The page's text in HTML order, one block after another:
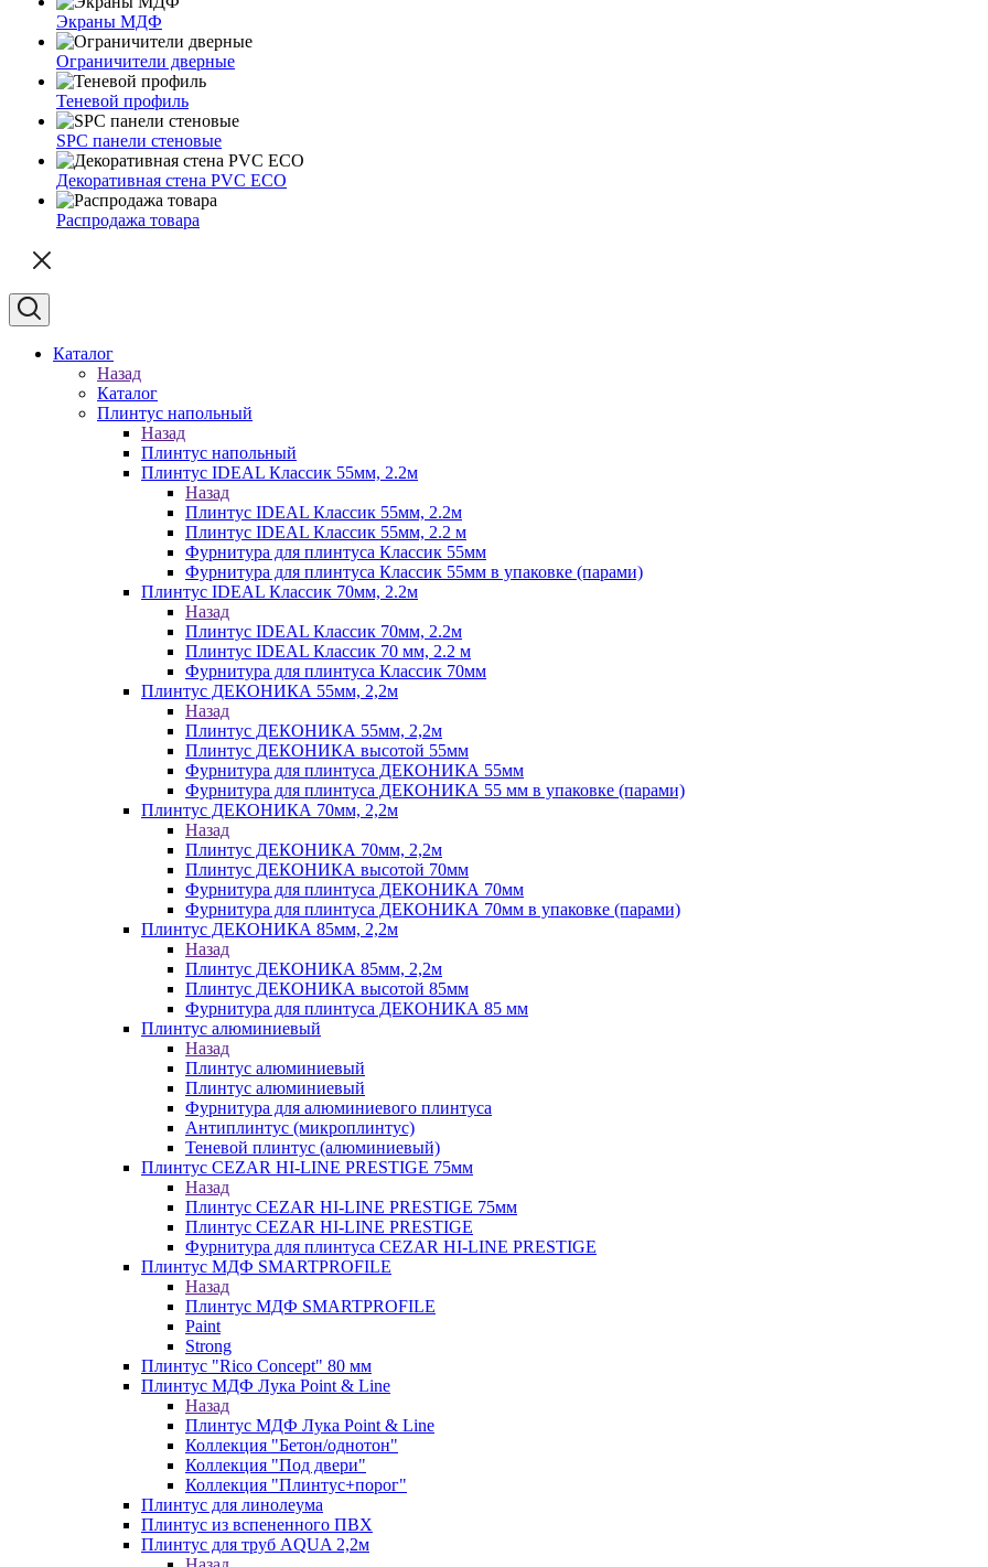
Экраны МДФ
Ограничители дверные
Теневой профиль
SPC панели стеновые
Декоративная стена PVC ECO
Распродажа товара
Каталог
Назад
Каталог
Плинтус напольный
Назад
Плинтус напольный
Плинтус IDEAL Классик 55мм, 2.2м
Назад
Плинтус IDEAL Классик 55мм, 2.2м
Плинтус IDEAL Классик 55мм, 2.2 м
Фурнитура для плинтуса Классик 55мм
Фурнитура для плинтуса Классик 55мм в упаковке (парами)
Плинтус IDEAL Классик 70мм, 2.2м
Назад
Плинтус IDEAL Классик 70мм, 2.2м
Плинтус IDEAL Классик 70 мм, 2.2 м
Фурнитура для плинтуса Классик 70мм
Плинтус ДЕКОНИКА 55мм, 2,2м
Назад
Плинтус ДЕКОНИКА 55мм, 2,2м
Плинтус ДЕКОНИКА высотой 55мм
Фурнитура для плинтуса ДЕКОНИКА 55мм
Фурнитура для плинтуса ДЕКОНИКА 55 мм в упаковке (парами)
Плинтус ДЕКОНИКА 70мм, 2,2м
Назад
Плинтус ДЕКОНИКА 70мм, 2,2м
Плинтус ДЕКОНИКА высотой 70мм
Фурнитура для плинтуса ДЕКОНИКА 70мм
Фурнитура для плинтуса ДЕКОНИКА 70мм в упаковке (парами)
Плинтус ДЕКОНИКА 85мм, 2,2м
Назад
Плинтус ДЕКОНИКА 85мм, 2,2м
Плинтус ДЕКОНИКА высотой 85мм
Фурнитура для плинтуса ДЕКОНИКА 85 мм
Плинтус алюминиевый
Назад
Плинтус алюминиевый
Плинтус алюминиевый
Фурнитура для алюминиевого плинтуса
Антиплинтус (микроплинтус)
Теневой плинтус (алюминиевый)
Плинтус CEZAR HI-LINE PRESTIGE 75мм
Назад
Плинтус CEZAR HI-LINE PRESTIGE 75мм
Плинтус CEZAR HI-LINE PRESTIGE
Фурнитура для плинтуса CEZAR HI-LINE PRESTIGE
Плинтус МДФ SMARTPROFILE
Назад
Плинтус МДФ SMARTPROFILE
Paint
Strong
Плинтус "Rico Concept" 80 мм
Плинтус МДФ Лука Point & Line
Назад
Плинтус МДФ Лука Point & Line
Коллекция "Бетон/однотон"
Коллекция "Под двери"
Коллекция "Плинтус+порог"
Плинтус для линолеума
Плинтус из вспененного ПВХ
Плинтус для труб AQUA 2,2м